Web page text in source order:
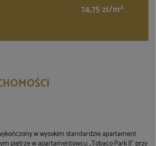
74,75 zł/m2
w wysokim standardzie apartament